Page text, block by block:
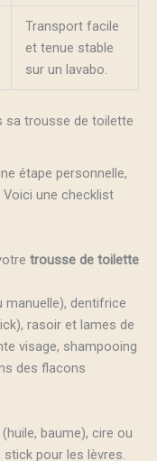
Transport facile
et tenue stable
sur un lavabo.
sa trousse de toilette
étape personnelle,
une checklist
trousse de toilette
dentifrice
rasoir et lames de
visage, shampooing
des flacons
baume), cire ou
pour les lèvres.